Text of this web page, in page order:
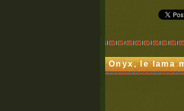
Onyx, le lama